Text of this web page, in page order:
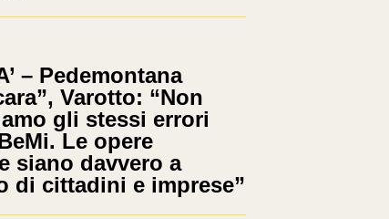
– Pedemontana
Varotto: “Non
gli stessi errori
Le opere
siano davvero a
di cittadini e imprese”